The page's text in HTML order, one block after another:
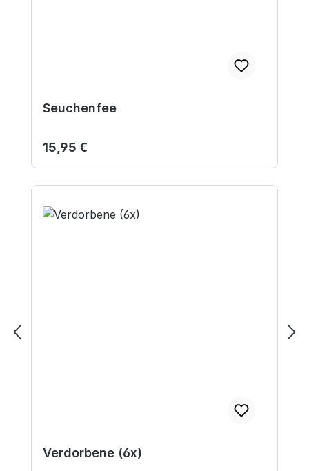
Seuchenfee
Regulärer Preis:
15,95 €
Verdorbene (6x)